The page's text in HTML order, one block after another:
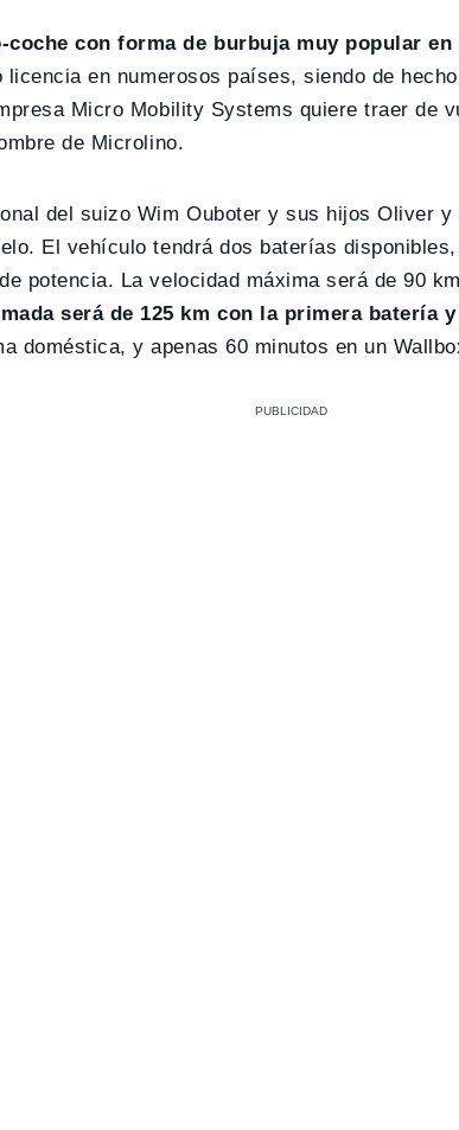
con forma de burbuja muy popular en
en numerosos países, siendo de
Micro Mobility Systems quiere traer de
de Microlino.
del suizo Wim Ouboter y sus hijos Oliver
El vehículo tendrá dos baterías
potencia. La velocidad máxima será de 90
será de 125 km con la primera batería
doméstica, y apenas 60 minutos en un